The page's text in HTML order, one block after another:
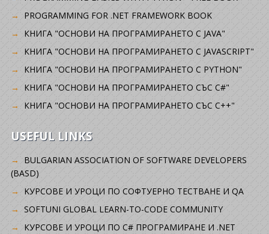
PROGRAMMING FOR .NET FRAMEWORK BOOK
КНИГА "ОСНОВИ НА ПРОГРАМИРАНЕТО С JAVA"
КНИГА "ОСНОВИ НА ПРОГРАМИРАНЕТО С JAVASCRIPT"
КНИГА "ОСНОВИ НА ПРОГРАМИРАНЕТО С PYTHON"
КНИГА "ОСНОВИ НА ПРОГРАМИРАНЕТО СЪС C#"
КНИГА "ОСНОВИ НА ПРОГРАМИРАНЕТО СЪС C++"
USEFUL LINKS
BULGARIAN ASSOCIATION OF SOFTWARE DEVELOPERS
(BASD)
KУРСОВЕ И УРОЦИ ПО СОФТУЕРНО ТЕСТВАНЕ И QA
SOFTUNI GLOBAL LEARN-TO-CODE COMMUNITY
КУРСОВЕ И УРОЦИ ПО C# ПРОГРАМИРАНЕ И .NET